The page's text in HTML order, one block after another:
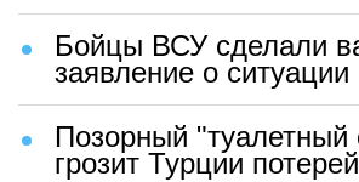
Бойцы ВСУ сделали
заявление о
Позорный "туалетный
грозит Турции